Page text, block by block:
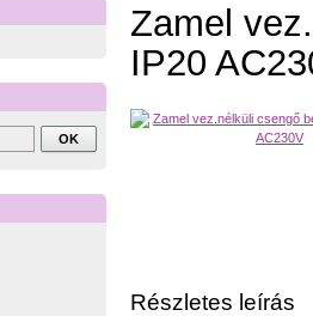
Zamel
IP20
Részletes leírás